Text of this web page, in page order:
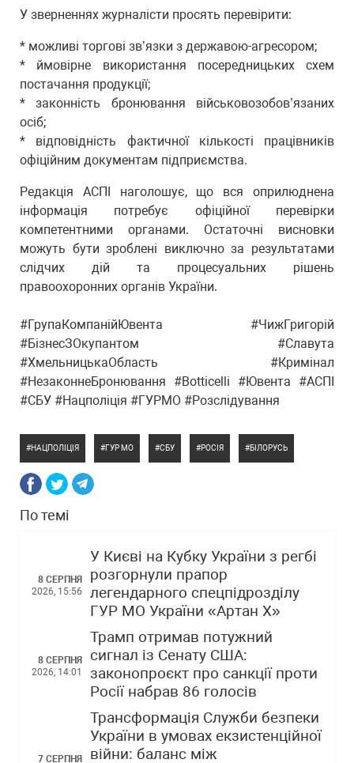
У зверненнях журналісти просять перевірити:
* можливі торгові зв’язки з державою-агресором;
* ймовірне використання посередницьких схем
постачання продукції;
* законність бронювання військовозобов’язаних
осіб;
* відповідність фактичної кількості працівників
офіційним документам підприємства.
Редакція АСПІ наголошує, що вся оприлюднена
інформація потребує офіційної перевірки
компетентними органами. Остаточні висновки
можуть бути зроблені виключно за результатами
слідчих дій та процесуальних рішень
правоохоронних органів України.
#ГрупаКомпанійЮвента #ЧижГригорій
#БізнесЗОкупантом #Славута
#ХмельницькаОбласть #Кримінал
#НезаконнеБронювання #Botticelli #Ювента #АСПІ
#СБУ #Нацполіція #ГУРМО #Розслідування
НАЦПОЛІЦІЯ ГУР МО СБУ РОСІЯ БІЛОРУСЬ
По темі
8 СЕРПНЯ
2026, 15:56
У Києві на Кубку України з регбі
розгорнули прапор
легендарного спецпідрозділу
ГУР МО України «Артан Х»
8 СЕРПНЯ
2026, 14:01
Трамп отримав потужний
сигнал із Сенату США:
законопроєкт про санкції проти
Росії набрав 86 голосів
7 СЕРПНЯ
Трансформація Служби безпеки
України в умовах екзистенційної
війни: баланс між